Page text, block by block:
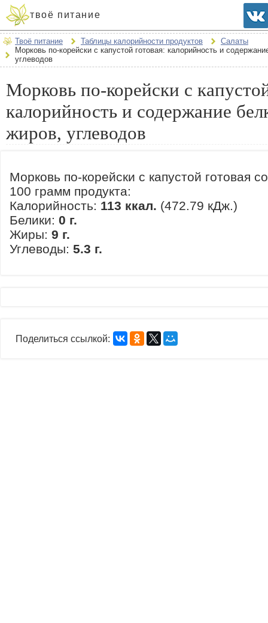
твоё питание
Твоё питание Таблицы калорийности продуктов
Салаты
Морковь по-корейски с капустой готовая: калорийность и
углеводов
Морковь по-корейски с
калорийность и содержание
жиров, углеводов
Морковь по-корейски с капустой готовая
100 грамм продукта:
Калорийность: 113 ккал. (472.79 кДж.)
Белики: 0 г.
Жиры: 9 г.
Углеводы: 5.3 г.
Поделиться ссылкой: